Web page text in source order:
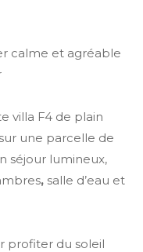
calme et agréable
villa F4 de plain
sur une parcelle de
séjour lumineux,
, salle d’eau et
profiter du soleil